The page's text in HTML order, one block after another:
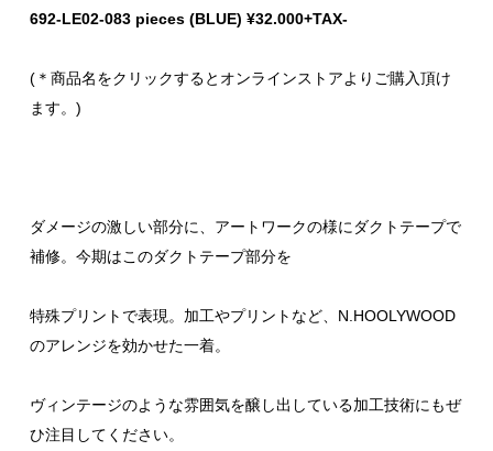
692-LE02-083 pieces (BLUE) ¥32.000+TAX-
(＊商品名をクリックするとオンラインストアよりご購入頂け
ます。)
ダメージの激しい部分に、アートワークの様にダクトテープで
補修。今期はこのダクトテープ部分を
特殊プリントで表現。加工やプリントなど、N.HOOLYWOOD
のアレンジを効かせた一着。
ヴィンテージのような雰囲気を醸し出している加工技術にもぜ
ひ注目してください。